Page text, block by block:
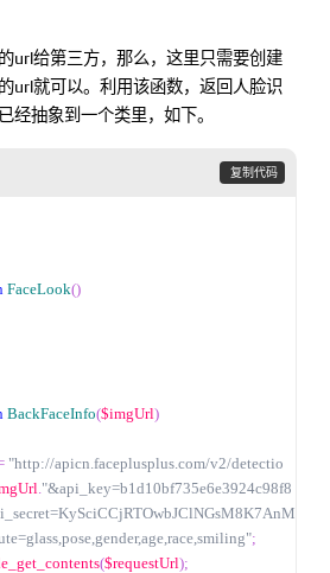
url给第三方，那么，这里只需要创建
url就可以。利用该函数，返回人脸识
经抽象到一个类里，如下。
复制代码
FaceLook()
BackFaceInfo($imgUrl)
"http://apicn.faceplusplus.com/v2/detectio
."&api_key=b1d10bf735e6e3924c98f8
;
($requestUrl);